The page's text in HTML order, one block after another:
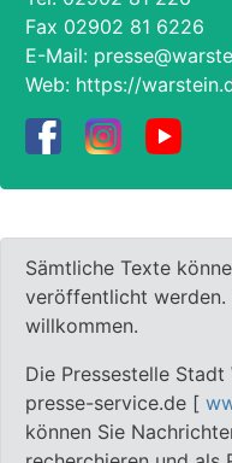
Fax 02902 81 6226
E-Mail:
Web: https://
Sämtliche Texte
veröffentlicht werden.
willkommen.
Die Pressestelle
presse-service.de [
können Sie